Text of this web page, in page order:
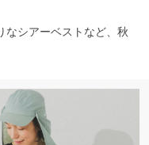
なシアーベストなど、秋